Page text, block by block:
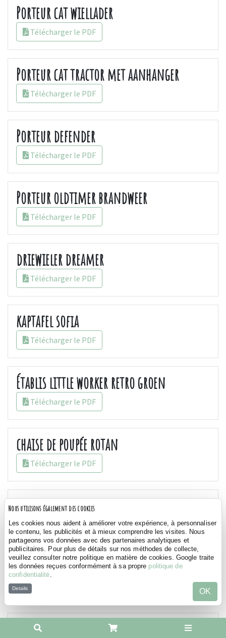
Porteur cat wiellader
Télécharger le PDF
Porteur cat tractor met aanhanger
Télécharger le PDF
Porteur defender
Télécharger le PDF
Porteur oldtimer brandweer
Télécharger le PDF
driewieler dreamer
Télécharger le PDF
kaptafel sofia
Télécharger le PDF
Établis little worker retro groen
Télécharger le PDF
chaise de poupée rotan
Télécharger le PDF
Le berceau de la poupée rotan
Télécharger le PDF
Porteur porsche carrera gt
Télécharger le PDF
draissienne fatbike
Nous utilisons également des cookies
Les cookies nous aident à améliorer votre expérience, à personnaliser
le contenu, les publicités et à mieux comprendre les visites. Nous
partageons vos données avec des partenaires analytiques et
publicitaires. Pour plus de détails sur nos méthodes de collecte,
veuillez consulter notre politique en matière de cookies. Google traite
les données reçues conformément à sa propre politique de
confidentialité
Details OK